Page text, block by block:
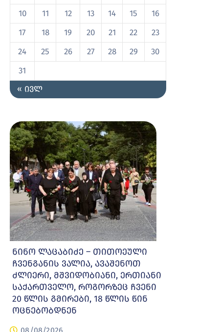
10
11 12 13 14 15
16
17
18 19 20 21 22
23
24
25 26 27 28 29
30
31
« ივლ
ნინო ლაცაბიძე – თითოეული
ჩვენგანის ვალია, ავაშენოთ
ძლიერი, მშვიდობიანი, ერთიანი
საქართველო, როგორზეც ჩვენი
20 წლის გმირები, 18 წლის წინ
ოცნებობდნენ